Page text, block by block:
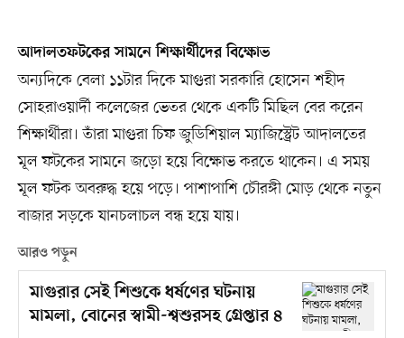
আদালতফটকের সামনে শিক্ষার্থীদের বিক্ষোভ
অন্যদিকে বেলা ১১টার দিকে মাগুরা সরকারি হোসেন শহীদ
সোহরাওয়ার্দী কলেজের ভেতর থেকে একটি মিছিল বের করেন
শিক্ষার্থীরা। তাঁরা মাগুরা চিফ জুডিশিয়াল ম্যাজিস্ট্রেট আদালতের
মূল ফটকের সামনে জড়ো হয়ে বিক্ষোভ করতে থাকেন। এ সময়
মূল ফটক অবরুদ্ধ হয়ে পড়ে। পাশাপাশি চৌরঙ্গী মোড় থেকে নতুন
বাজার সড়কে যানচলাচল বন্ধ হয়ে যায়।
আরও পড়ুন
মাগুরার সেই শিশুকে ধর্ষণের ঘটনায়
মামলা, বোনের স্বামী-শ্বশুরসহ গ্রেপ্তার ৪